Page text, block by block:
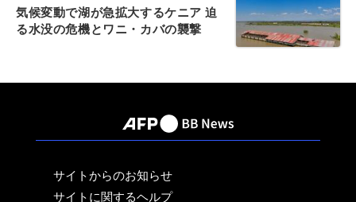
気候変動で湖が急拡大するケニア 迫
る水没の危機とワニ・カバの襲撃
サイトからのお知らせ
サイトに関するヘルプ